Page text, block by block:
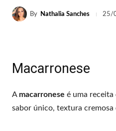
By Nathalia Sanches 25/
Macarronese
A macarronese é uma receita
sabor único, textura cremosa